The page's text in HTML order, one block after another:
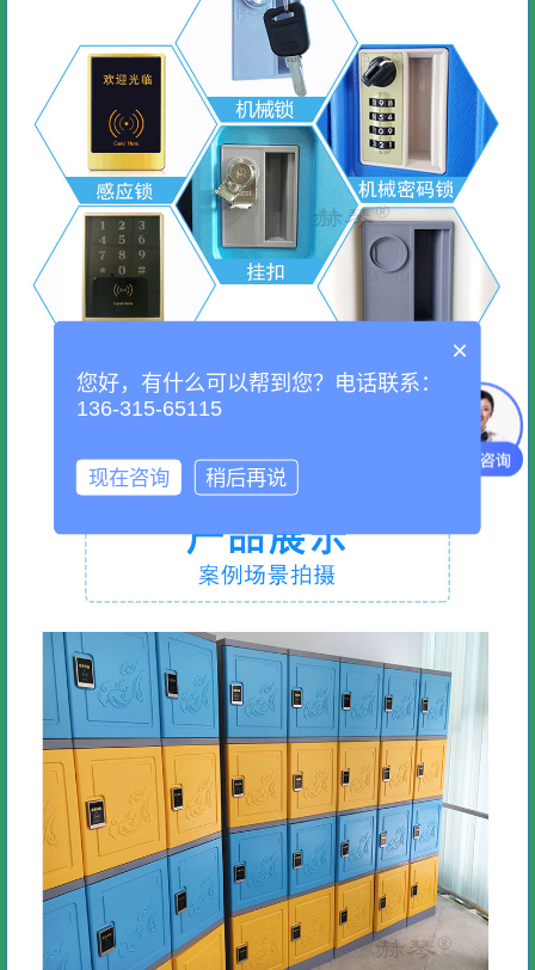
×
您好，有什么可以帮到您？电话联系：
136-315-65115
现在咨询 稍后再说